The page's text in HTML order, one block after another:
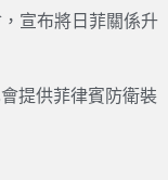
宣布將日菲關係升
提供菲律賓防衛裝